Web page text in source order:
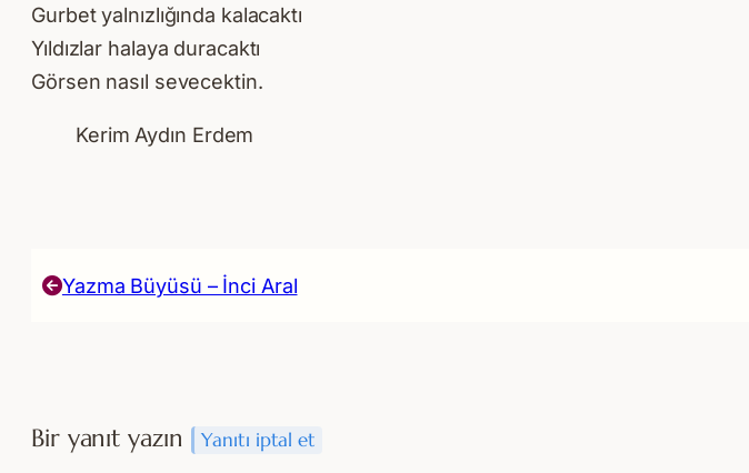
Gurbet yalnızlığında kalacaktı
Yıldızlar halaya duracaktı
Görsen nasıl sevecektin.
Kerim Aydın Erdem
Yazma Büyüsü – İnci Aral
Bir yanıt yazın Yanıtı iptal et